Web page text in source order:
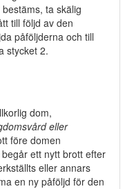
ta skälig
till följd av den
påföljderna och till
stycket 2.
dom,
eller
före domen
ett nytt brott efter
eller annars
en ny påföljd för den